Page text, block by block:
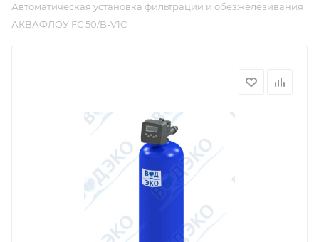
Автоматическая установка фильтрации и обезжелезивания
АКВАФЛОУ FС 50/B-V1C